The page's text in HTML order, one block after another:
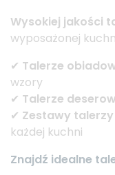
Wysokiej jakości
wyposażonej
✔ Talerze
wzory
✔ Talerze
✔ Zestawy talerzy
każdej kuchni
Znajdź idealne